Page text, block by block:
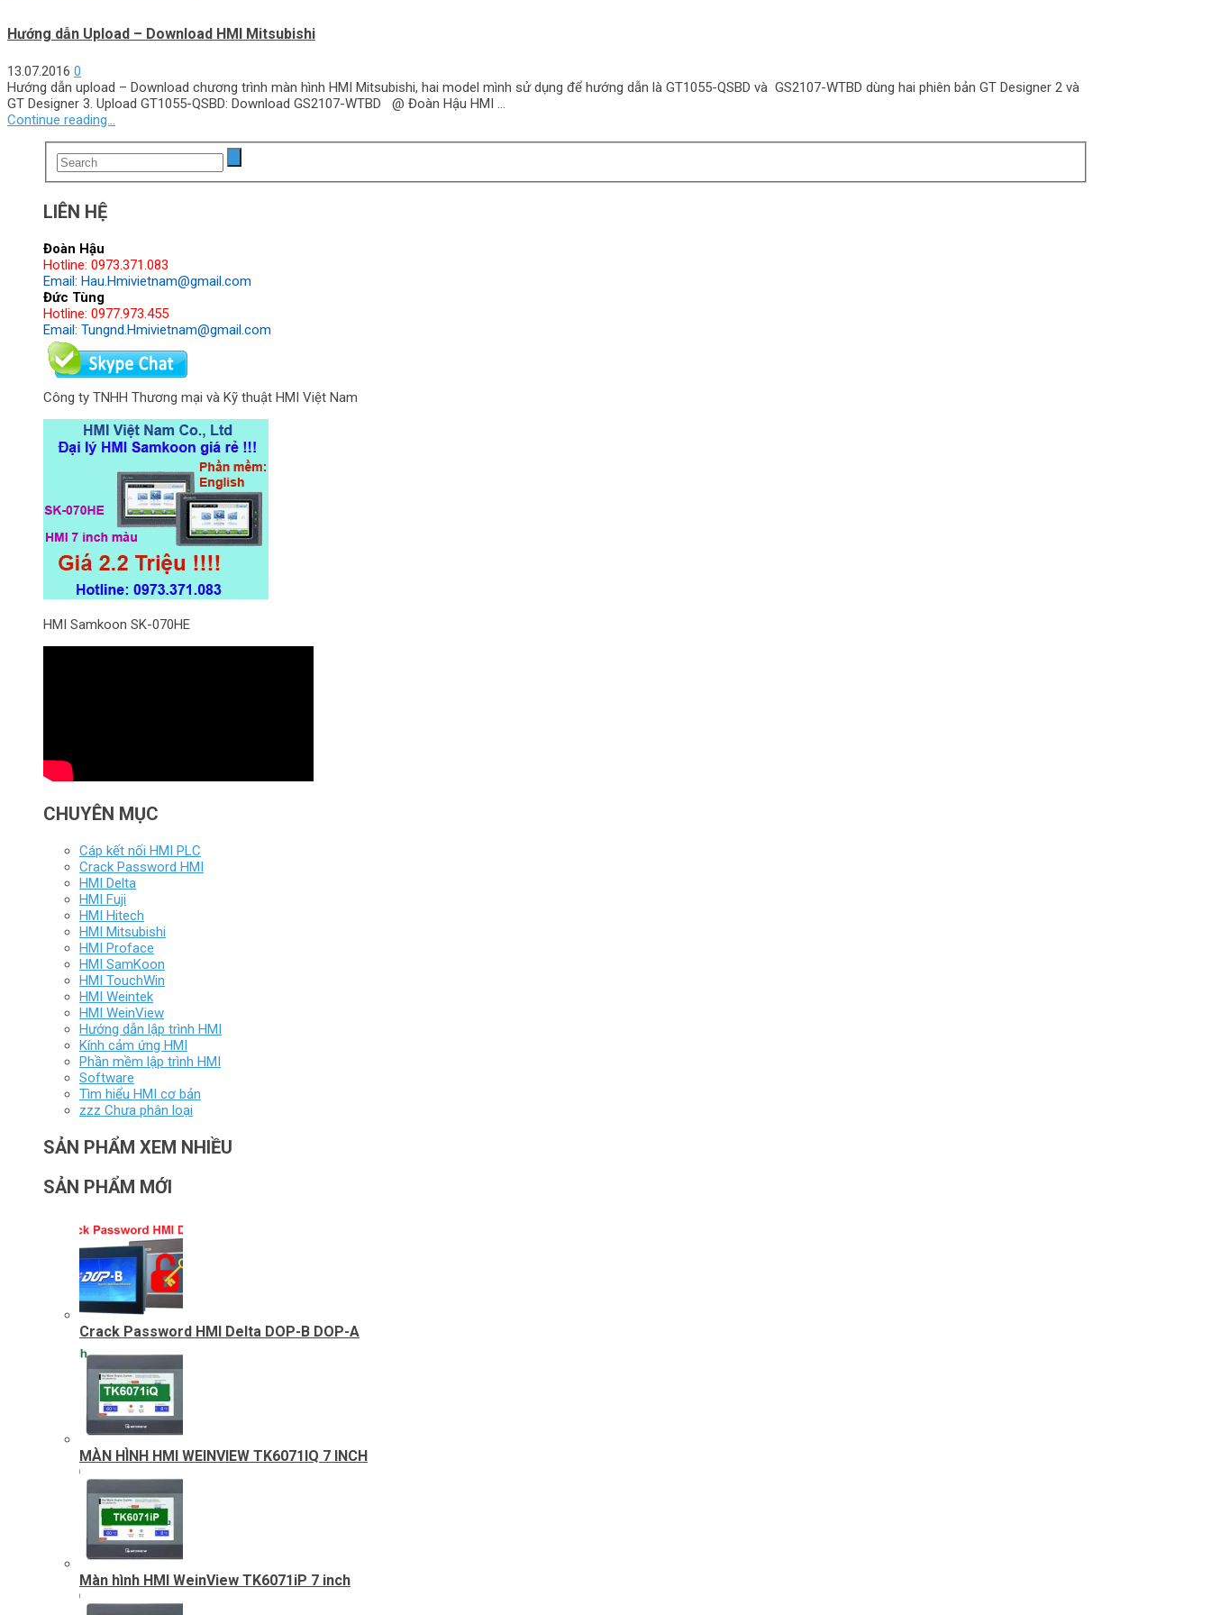
Hướng dẫn Upload – Download HMI Mitsubishi
13.07.2016 0
Hướng dẫn upload – Download chương trình màn hình HMI Mitsubishi, hai model mình sử dụng để hướng dẫn là GT1055-QSBD và GS2107-WTBD dùng hai phiên bản GT Designer 2 và
GT Designer 3. Upload GT1055-QSBD: Download GS2107-WTBD @ Đoàn Hậu HMI …
Continue reading...
LIÊN HỆ
Đoàn Hậu
Hotline: 0973.371.083
Email: Hau.Hmivietnam@gmail.com
Đức Tùng
Hotline: 0977.973.455
Email: Tungnd.Hmivietnam@gmail.com
Công ty TNHH Thương mại và Kỹ thuật HMI Việt Nam
HMI Samkoon SK-070HE
CHUYÊN MỤC
Cáp kết nối HMI PLC
Crack Password HMI
HMI Delta
HMI Fuji
HMI Hitech
HMI Mitsubishi
HMI Proface
HMI SamKoon
HMI TouchWin
HMI Weintek
HMI WeinView
Hướng dẫn lập trình HMI
Kính cảm ứng HMI
Phần mềm lập trình HMI
Software
Tìm hiểu HMI cơ bản
zzz Chưa phân loại
SẢN PHẨM XEM NHIỀU
SẢN PHẨM MỚI
Crack Password HMI Delta DOP-B DOP-A
MÀN HÌNH HMI WEINVIEW TK6071IQ 7 INCH
Màn hình HMI WeinView TK6071iP 7 inch